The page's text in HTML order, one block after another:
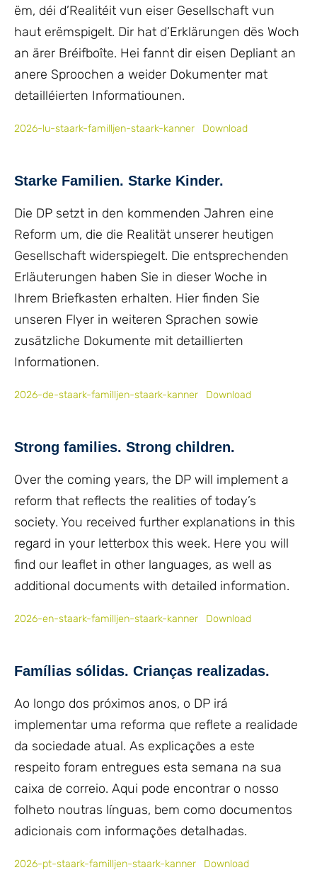
ëm, déi d’Realitéit vun eiser Gesellschaft vun
haut erëmspigelt. Dir hat d’Erklärungen dës Woch
an ärer Bréifboîte. Hei fannt dir eisen Depliant an
anere Sproochen a weider Dokumenter mat
detailléierten Informatiounen.
2026-lu-staark-familljen-staark-kanner Download
Starke Familien. Starke Kinder.
Die DP setzt in den kommenden Jahren eine
Reform um, die die Realität unserer heutigen
Gesellschaft widerspiegelt. Die entsprechenden
Erläuterungen haben Sie in dieser Woche in
Ihrem Briefkasten erhalten. Hier finden Sie
unseren Flyer in weiteren Sprachen sowie
zusätzliche Dokumente mit detaillierten
Informationen.
2026-de-staark-familljen-staark-kanner Download
Strong families. Strong children.
Over the coming years, the DP will implement a
reform that reflects the realities of today’s
society. You received further explanations in this
regard in your letterbox this week. Here you will
find our leaflet in other languages, as well as
additional documents with detailed information.
2026-en-staark-familljen-staark-kanner Download
Famílias sólidas. Crianças realizadas.
Ao longo dos próximos anos, o DP irá
implementar uma reforma que reflete a realidade
da sociedade atual. As explicações a este
respeito foram entregues esta semana na sua
caixa de correio. Aqui pode encontrar o nosso
folheto noutras línguas, bem como documentos
adicionais com informações detalhadas.
2026-pt-staark-familljen-staark-kanner Download